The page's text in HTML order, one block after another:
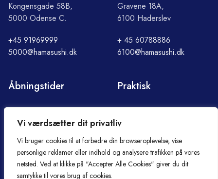
Vi værdsætter dit privatliv
Vi bruger cookies til at forbedre din browseroplevelse, vise
personlige reklamer eller indhold og analysere trafikken på vores
netsted. Ved at klikke på "Accepter Alle Cookies" giver du dit
samtykke til vores brug af cookies.
Kongensgade 58B,
5000 Odense C.
+45 91969999
5000@hamasushi.dk
Gravene 18A,
6100 Haderslev
+ 45 60788886
6100@hamasushi.dk
Åbningstider
12:00 - 21:30
Fredag - lørdag
12:00 - 22:00
Praktisk
Handelsbetingelser
Cookie- og privatlivspolitik
Smiley-rapport
Kontakt